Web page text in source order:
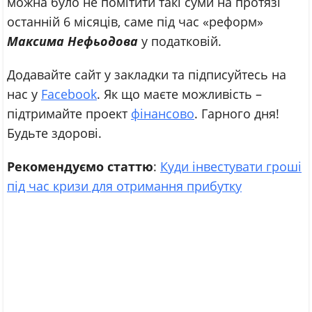
останній 6 місяців, саме під час «реформ»
Максима Нефьодова у податковій.
Додавайте сайт у закладки та підписуйтесь на
нас у Facebook. Як що маєте можливість –
підтримайте проект фінансово. Гарного дня!
Будьте здорові.
Рекомендуємо статтю: Куди інвестувати гроші
під час кризи для отримання прибутку